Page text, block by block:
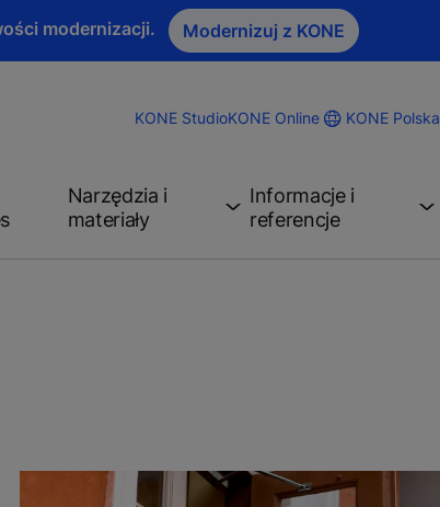
modernizacji. Modernizuj z KONE
KONE StudioKONE Online KONE Polska
Narzędzia i
materiały
Informacje i
referencje